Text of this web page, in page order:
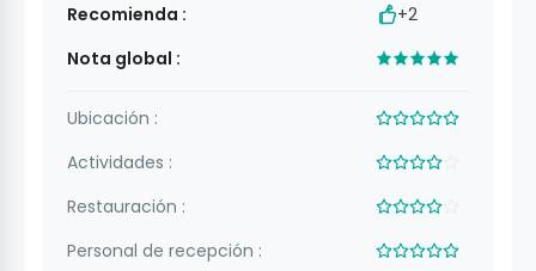
Recomienda :
+2
Nota global :
Ubicación :
Actividades :
Restauración :
Personal de recepción :